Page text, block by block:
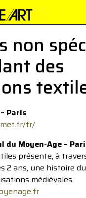
non
des
Paris
fr/
du Moyen-Age –
présente, à
2 ans, une histoire
médiévales.